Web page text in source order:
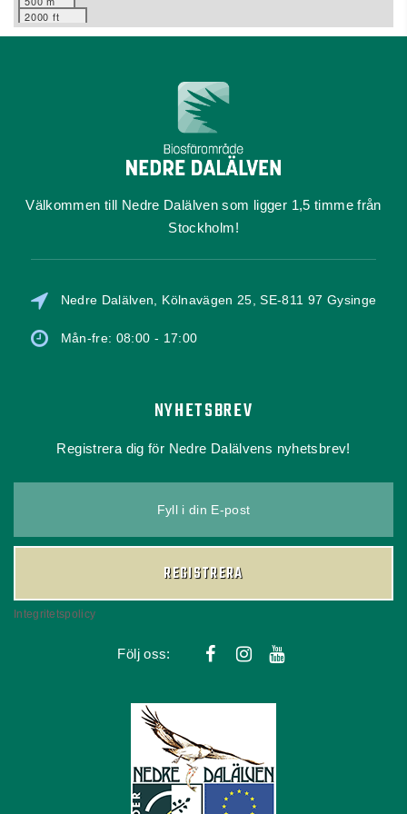
2000 ft
Välkommen till Nedre Dalälven som ligger 1,5 timme från
Stockholm!
Nedre Dalälven, Kölnavägen 25, SE-811 97 Gysinge
Mån-fre: 08:00 - 17:00
NYHETSBREV
Registrera dig för Nedre Dalälvens nyhetsbrev!
Fyll i din E-post
REGISTRERA
Integritetspolicy
Följ oss: